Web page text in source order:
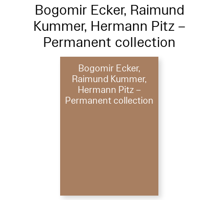
Bogomir Ecker, Raimund
Kummer, Hermann Pitz –
Permanent collection
Bogomir Ecker,
Raimund Kummer,
Hermann Pitz –
Permanent collection